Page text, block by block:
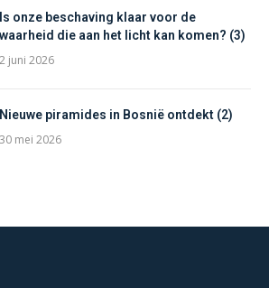
Is onze beschaving klaar voor de
waarheid die aan het licht kan komen? (3)
2 juni 2026
Nieuwe piramides in Bosnië ontdekt (2)
30 mei 2026